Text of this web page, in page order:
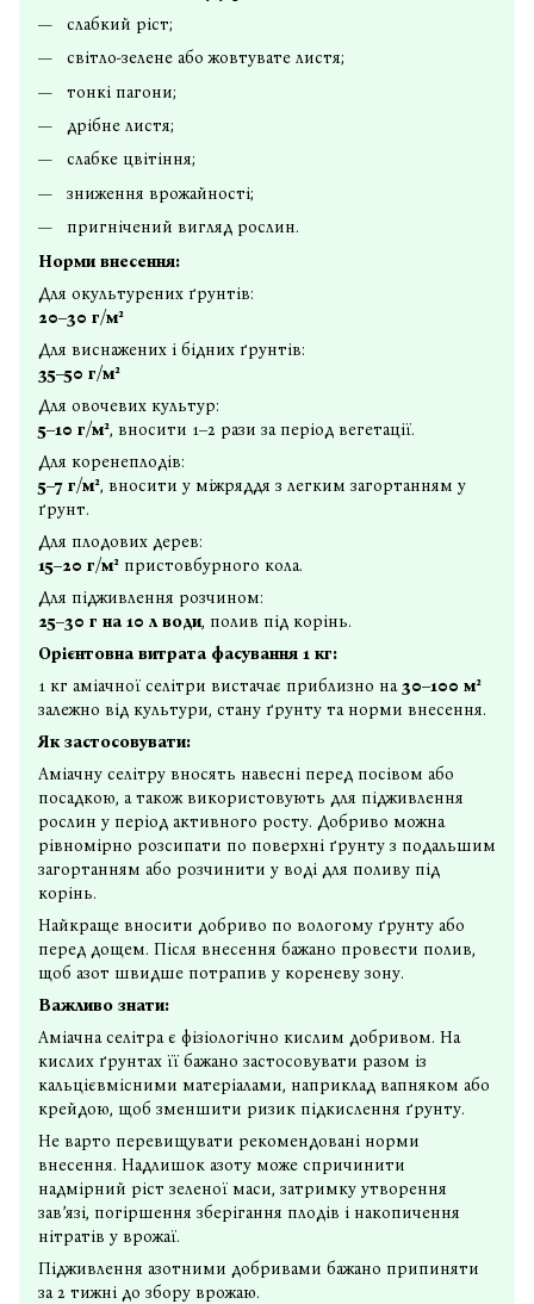
слабкий ріст;
світло-зелене або жовтувате листя;
тонкі пагони;
дрібне листя;
слабке цвітіння;
зниження врожайності;
пригнічений вигляд рослин.
Норми внесення:
Для окультурених ґрунтів:
20–30 г/м²
Для виснажених і бідних ґрунтів:
35–50 г/м²
Для овочевих культур:
5–10 г/м², вносити 1–2 рази за період вегетації.
Для коренеплодів:
5–7 г/м², вносити у міжряддя з легким загортанням у
ґрунт.
Для плодових дерев:
15–20 г/м² пристовбурного кола.
Для підживлення розчином:
25–30 г на 10 л води, полив під корінь.
Орієнтовна витрата фасування 1 кг:
1 кг аміачної селітри вистачає приблизно на30–100 м²
залежно від культури, стану ґрунту та норми внесення.
Як застосовувати:
Аміачну селітру вносять навесні перед посівом або
посадкою, а також використовують для підживлення
рослин у період активного росту. Добриво можна
рівномірно розсипати по поверхні ґрунту з подальшим
загортанням або розчинити у воді для поливу під
корінь.
Найкраще вносити добриво по вологому ґрунту або
перед дощем. Після внесення бажано провести полив,
щоб азот швидше потрапив у кореневу зону.
Важливо знати:
Аміачна селітра є фізіологічно кислим добривом. На
кислих ґрунтах її бажано застосовувати разом із
кальцієвмісними матеріалами, наприклад вапняком або
крейдою, щоб зменшити ризик підкислення ґрунту.
Не варто перевищувати рекомендовані норми
внесення. Надлишок азоту може спричинити
надмірний ріст зеленої маси, затримку утворення
зав’язі, погіршення зберігання плодів і накопичення
нітратів у врожаї.
Підживлення азотними добривами бажано припиняти
за 2 тижні до збору врожаю.